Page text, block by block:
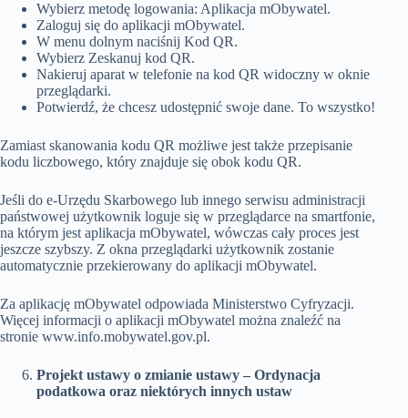
Wybierz metodę logowania: Aplikacja mObywatel.
Zaloguj się do aplikacji mObywatel.
W menu dolnym naciśnij Kod QR.
Wybierz Zeskanuj kod QR.
Nakieruj aparat w telefonie na kod QR widoczny w oknie
przeglądarki.
Potwierdź, że chcesz udostępnić swoje dane. To wszystko!
Zamiast skanowania kodu QR możliwe jest także przepisanie
kodu liczbowego, który znajduje się obok kodu QR.
Jeśli do e-Urzędu Skarbowego lub innego serwisu administracji
państwowej użytkownik loguje się w przeglądarce na smartfonie,
na którym jest aplikacja mObywatel, wówczas cały proces jest
jeszcze szybszy. Z okna przeglądarki użytkownik zostanie
automatycznie przekierowany do aplikacji mObywatel.
Za aplikację mObywatel odpowiada Ministerstwo Cyfryzacji.
Więcej informacji o aplikacji mObywatel można znaleźć na
stronie www.info.mobywatel.gov.pl.
Projekt ustawy o zmianie ustawy – Ordynacja
podatkowa oraz niektórych innych ustaw